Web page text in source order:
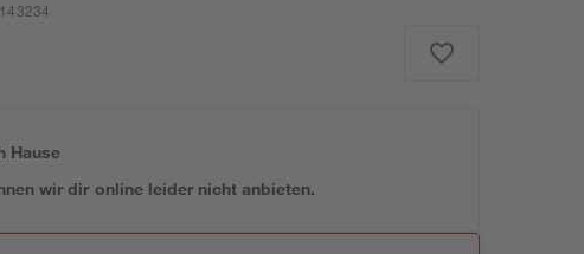
Hause
wir dir online leider nicht anbieten.